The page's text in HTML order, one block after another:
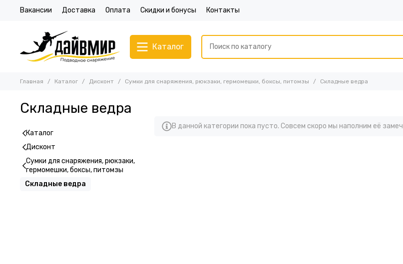
Вакансии Доставка Оплата Скидки и бонусы Контакты
Каталог
Главная Каталог Дисконт Сумки для снаряжения, рюкзаки, гермомешки, боксы, питомзы Складные ведра
Складные ведра
В данной категории пока пусто. Совсем скоро мы наполним её
Каталог
Дисконт
Сумки для снаряжения, рюкзаки,
гермомешки, боксы, питомзы
Складные ведра